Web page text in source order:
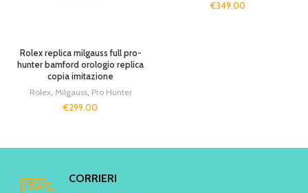
€349.00
Rolex replica milgauss full pro-
hunter bamford orologio replica
copia imitazione
Rolex, Milgauss, Pro Hunter
€299.00
CORRIERI